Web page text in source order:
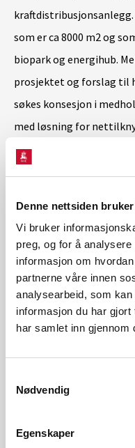
Denne nettsiden
Vi bruker
preg, og for å
informasjon om
partnerne våre innen
analysearbeid, som
informasjon du har
har samlet inn gjennom
Nødvendig
Egenskaper
som er ca 8000 m2 og
biopark og energihub.
prosjektet og forslag til
søkes konsesjon i
med løsning for
transformatorstasjon.
er regulert i
Havne- og
meldingen mot sjø/
naturområder nord for
Den 6. januar 2026
kommentarer.
Den 11. juni 2026